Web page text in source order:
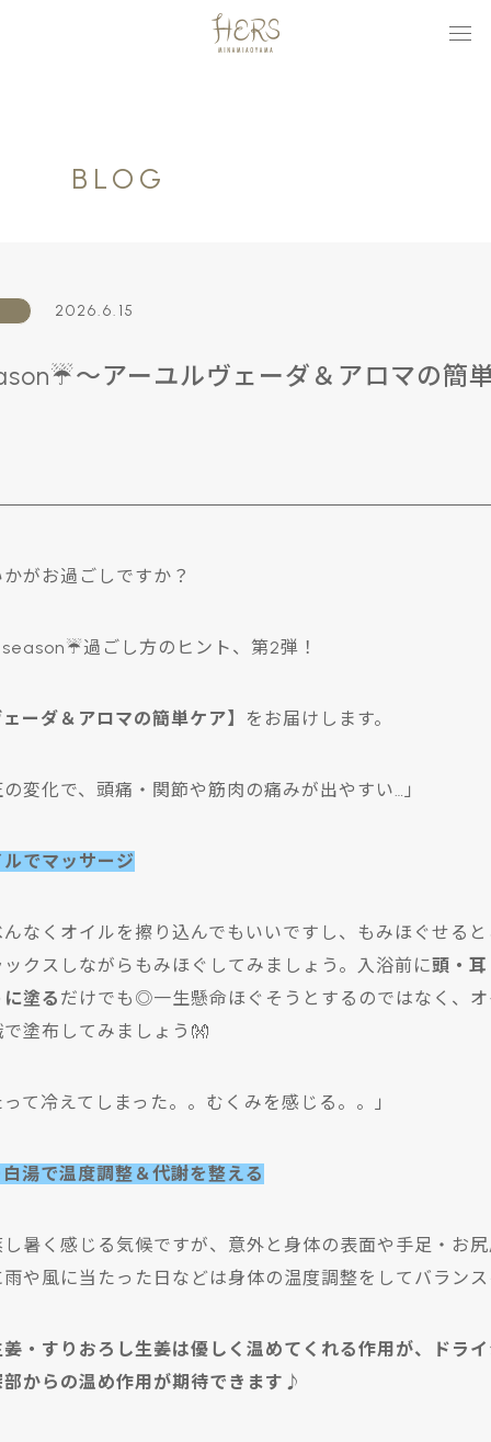
BLOG
2026.6.15
～アーユルヴェーダ＆アロマの簡
がお過ごしですか？
過ごし方のヒント、第2弾！
ーダ＆アロマの簡単ケア】 をお届けします。
変化で、頭痛・関節や筋肉の痛みが出やすい…」
でマッサージ
なくオイルを擦り込んでもいいですし、もみほぐせる
クスしながらもみほぐしてみましょう。入浴前に頭・
塗る だけでも◎一生懸命ほぐそうとするのではなく、
塗布してみましょう👐
て冷えてしまった。。むくみを感じる。。 」
湯で温度調整＆代謝を整える
暑く感じる気候ですが、意外と身体の表面や手足・お
や風に当たった日などは身体の温度調整をしてバラン
・すりおろし生姜は優しく温めてくれる作用が、ドラ
からの温め作用が期待できます♪